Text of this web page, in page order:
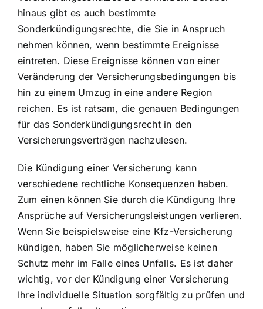
hinaus gibt es auch bestimmte
Sonderkündigungsrechte, die Sie in Anspruch
nehmen können, wenn bestimmte Ereignisse
eintreten. Diese Ereignisse können von einer
Veränderung der Versicherungsbedingungen bis
hin zu einem Umzug in eine andere Region
reichen. Es ist ratsam, die genauen Bedingungen
für das Sonderkündigungsrecht in den
Versicherungsverträgen nachzulesen.
Die Kündigung einer Versicherung kann
verschiedene rechtliche Konsequenzen haben.
Zum einen können Sie durch die Kündigung Ihre
Ansprüche auf Versicherungsleistungen verlieren.
Wenn Sie beispielsweise eine Kfz-Versicherung
kündigen, haben Sie möglicherweise keinen
Schutz mehr im Falle eines Unfalls. Es ist daher
wichtig, vor der Kündigung einer Versicherung
Ihre individuelle Situation sorgfältig zu prüfen und